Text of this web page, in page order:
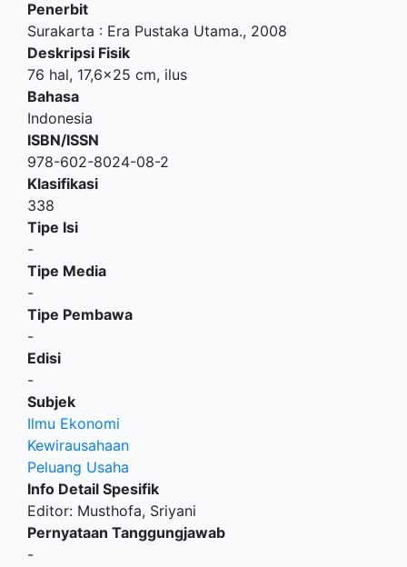
Penerbit
Surakarta : Era Pustaka Utama., 2008
Deskripsi Fisik
76 hal, 17,6x25 cm, ilus
Bahasa
Indonesia
ISBN/ISSN
978-602-8024-08-2
Klasifikasi
338
Tipe Isi
-
Tipe Media
-
Tipe Pembawa
-
Edisi
-
Subjek
Ilmu Ekonomi
Kewirausahaan
Peluang Usaha
Info Detail Spesifik
Editor: Musthofa, Sriyani
Pernyataan Tanggungjawab
-